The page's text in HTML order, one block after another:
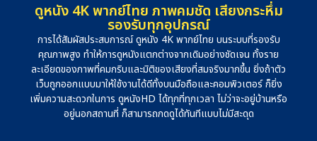
ดูหนัง 4K พากย์ไทย ภาพคมชัด เสียงกระหึ่ม
รองรับทุกอุปกรณ์
การได้สัมผัสประสบการณ์ ดูหนัง 4K พากย์ไทย บนระบบที่รองรับ
คุณภาพสูง ทำให้การดูหนังแตกต่างจากเดิมอย่างชัดเจน ทั้งราย
ละเอียดของภาพที่คมกริบและมิติของเสียงที่สมจริงมากขึ้น ยิ่งถ้าตัว
เว็บถูกออกแบบมาให้ใช้งานได้ดีทั้งบนมือถือและคอมพิวเตอร์ ก็ยิ่ง
เพิ่มความสะดวกในการ ดูหนังHD ได้ทุกที่ทุกเวลา ไม่ว่าจะอยู่บ้านหรือ
อยู่นอกสถานที่ ก็สามารถกดดูได้ทันทีแบบไม่มีสะดุด